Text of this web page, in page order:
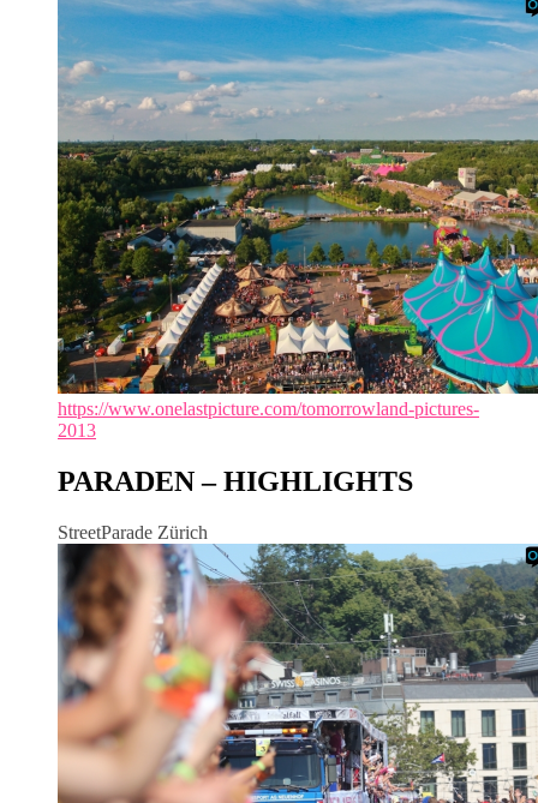
https://www.onelastpicture.com/tomorrowland-pictures-
2013
PARADEN – HIGHLIGHTS
StreetParade Zürich